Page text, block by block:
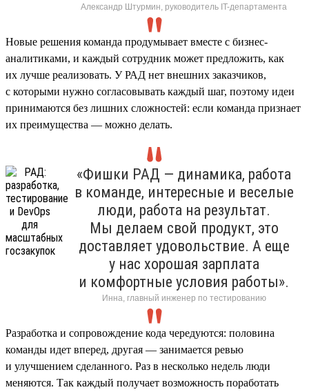
Александр Штурмин, руководитель IT-департамента
Новые решения команда продумывает вместе с бизнес-
аналитиками, и каждый сотрудник может предложить, как
их лучше реализовать. У РАД нет внешних заказчиков,
с которыми нужно согласовывать каждый шаг, поэтому идеи
принимаются без лишних сложностей: если команда признает
их преимущества — можно делать.
«Фишки РАД — динамика, работа
в команде, интересные и веселые
люди, работа на результат.
Мы делаем свой продукт, это
доставляет удовольствие. А еще
у нас хорошая зарплата
и комфортные условия работы».
Инна, главный инженер по тестированию
Разработка и сопровождение кода чередуются: половина
команды идет вперед, другая — занимается ревью
и улучшением сделанного. Раз в несколько недель люди
меняются. Так каждый получает возможность поработать